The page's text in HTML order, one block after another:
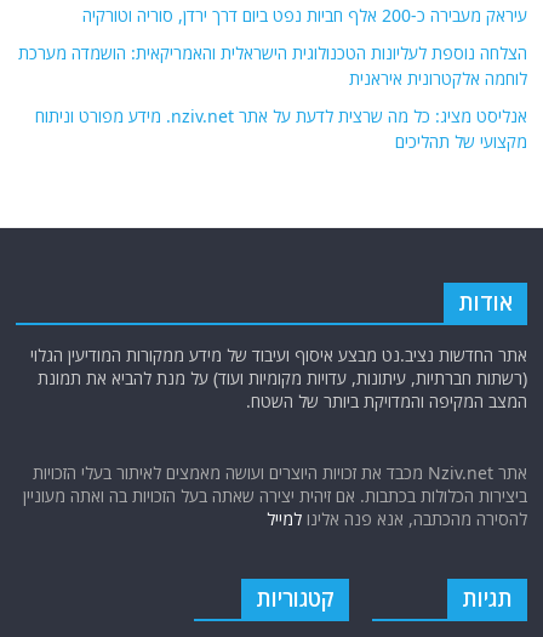
עיראק מעבירה כ-200 אלף חביות נפט ביום דרך ירדן, סוריה וטורקיה
הצלחה נוספת לעליונות הטכנולוגית הישראלית והאמריקאית: הושמדה מערכת
לוחמה אלקטרונית איראנית
אנליסט מציג: כל מה שרצית לדעת על אתר nziv.net. מידע מפורט וניתוח
מקצועי של תהליכים
אודות
אתר החדשות נציב.נט מבצע איסוף ועיבוד של מידע ממקורות המודיעין הגלוי
(רשתות חברתיות, עיתונות, עדויות מקומיות ועוד) על מנת להביא את תמונת
המצב המקיפה והמדויקת ביותר של השטח.
אתר Nziv.net מכבד את זכויות היוצרים ועושה מאמצים לאיתור בעלי הזכויות
ביצירות הכלולות בכתבות. אם זיהית יצירה שאתה בעל הזכויות בה ואתה מעוניין
להסירה מהכתבה, אנא פנה אלינולמייל
תגיות קטגוריות